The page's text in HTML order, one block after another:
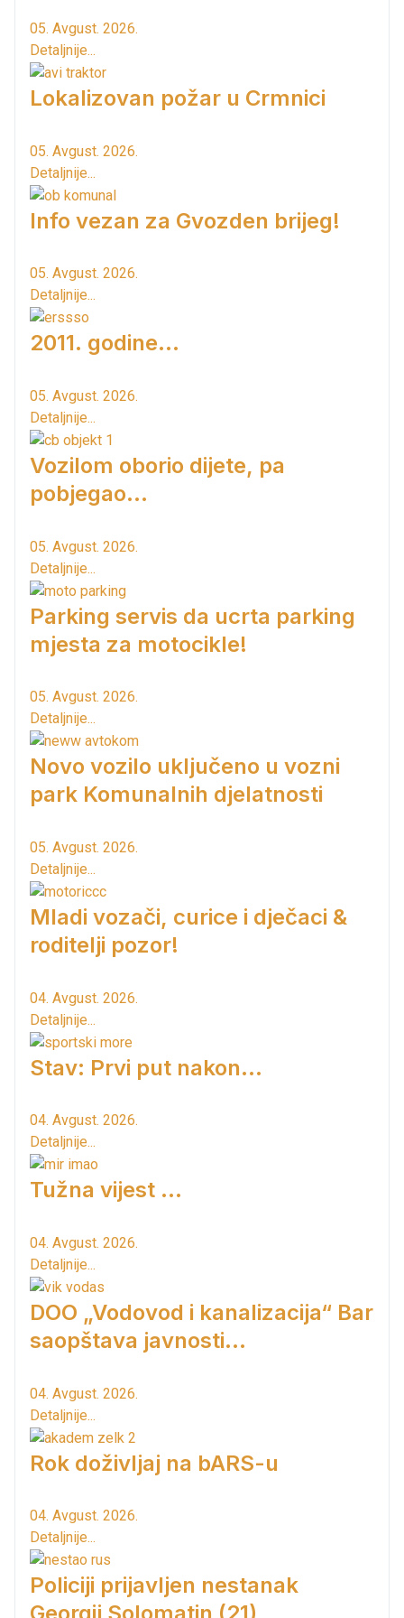
05. Avgust. 2026.
Detaljnije...
Lokalizovan požar u Crmnici
05. Avgust. 2026.
Detaljnije...
Info vezan za Gvozden brijeg!
05. Avgust. 2026.
Detaljnije...
2011. godine...
05. Avgust. 2026.
Detaljnije...
Vozilom oborio dijete, pa
pobjegao...
05. Avgust. 2026.
Detaljnije...
Parking servis da ucrta parking
mjesta za motocikle!
05. Avgust. 2026.
Detaljnije...
Novo vozilo uključeno u vozni
park Komunalnih djelatnosti
05. Avgust. 2026.
Detaljnije...
Mladi vozači, curice i dječaci &
roditelji pozor!
04. Avgust. 2026.
Detaljnije...
Stav: Prvi put nakon…
04. Avgust. 2026.
Detaljnije...
Tužna vijest ...
04. Avgust. 2026.
Detaljnije...
DOO „Vodovod i kanalizacija“ Bar
saopštava javnosti...
04. Avgust. 2026.
Detaljnije...
Rok doživljaj na bARS-u
04. Avgust. 2026.
Detaljnije...
Policiji prijavljen nestanak